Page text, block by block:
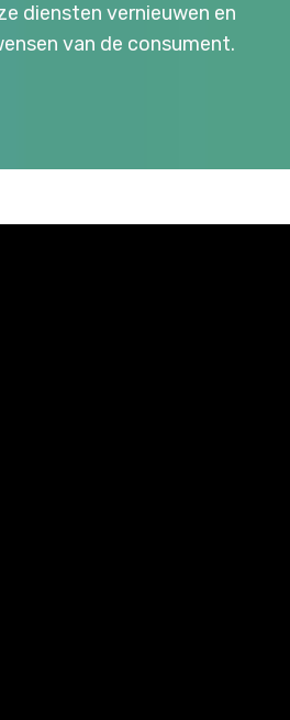
diensten vernieuwen en
van de consument.